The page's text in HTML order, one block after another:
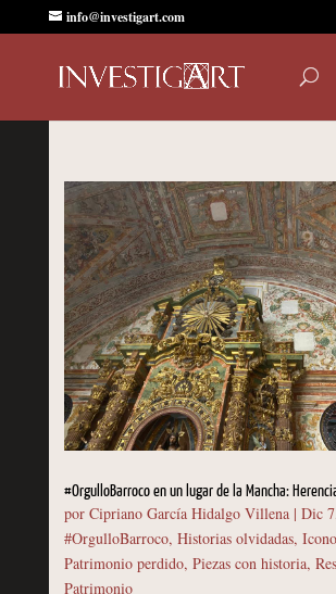
info@investigart.com
#OrgulloBarroco en un lugar de la Mancha:
por Cipriano García Hidalgo Villena| Dic
#OrgulloBarroco, Historias olvidadas,
Patrimonio perdido, Piezas con historia,
Patrimonio